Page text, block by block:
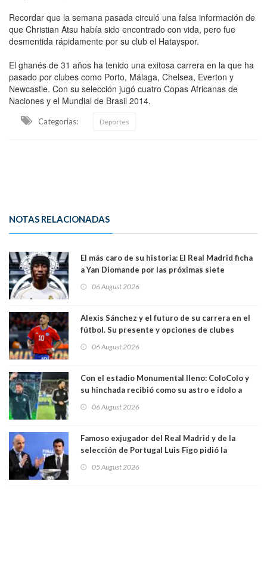
Recordar que la semana pasada circuló una falsa información de
que Christian Atsu había sido encontrado con vida, pero fue
desmentida rápidamente por su club el Hatayspor.
El ghanés de 31 años ha tenido una exitosa carrera en la que ha
pasado por clubes como Porto, Málaga, Chelsea, Everton y
Newcastle. Con su selección jugó cuatro Copas Africanas de
Naciones y el Mundial de Brasil 2014.
Categorias: Deportes
NOTAS RELACIONADAS
El más caro de su historia: El Real Madrid ficha
a Yan Diomande por las próximas siete
06 August 2026
Alexis Sánchez y el futuro de su carrera en el
fútbol. Su presente y opciones de clubes
06 August 2026
Con el estadio Monumental lleno: ColoColo y
su hinchada recibió como su astro e ídolo a
06 August 2026
Famoso exjugador del Real Madrid y de la
selección de Portugal Luis Figo pidió la
comportamiento más bajo y cobarde que he
05 August 2026